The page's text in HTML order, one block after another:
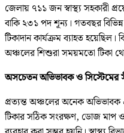
জেলায় ৭১১ জন স্বাস্থ্য সহকারী
বাকি ২৩১ পদ শূন্য। গতবছর বিভিন্ন
টিকাদান কার্যক্রম ব্যাহত
অঞ্চলের শিশুরা সময়মতো টিকা
অসচেতন অভিভাবক ও সিস্টেমের
প্রত্যন্ত অঞ্চলের অনেক অভিভাবক
টিকার সঠিক সংরক্ষণ, ডোজ মাপ ও